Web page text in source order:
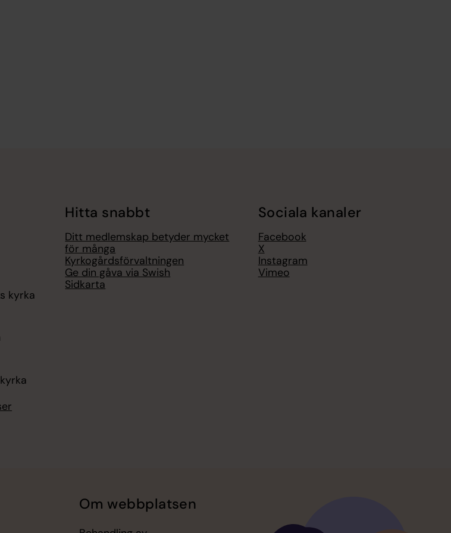
kyrka
Hitta snabbt
Ditt medlemskap betyder mycket
för många
Kyrkogårdsförvaltningen
Ge din gåva via Swish
Sidkarta
Sociala kanaler
Facebook
X
Instagram
Vimeo
Om webbplatsen